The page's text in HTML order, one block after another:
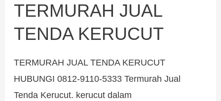
TERMURAH JUAL
TENDA KERUCUT
TERMURAH JUAL TENDA KERUCUT
HUBUNGI 0812-9110-5333 Termurah Jual
Tenda Kerucut. kerucut dalam